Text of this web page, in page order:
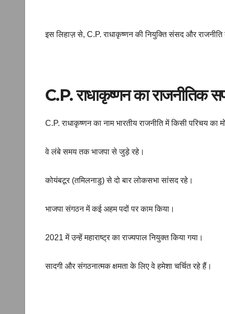
इस लिहाज़ से, C.P. राधाकृष्णन की नियुक्ति संसद और राजनीति
C.P. राधाकृष्णन का राजनीतिक
C.P. राधाकृष्णन का नाम भारतीय राजनीति में किसी परिचय का
वे लंबे समय तक भाजपा से जुड़े रहे।
कोयंबटूर (तमिलनाडु) से दो बार लोकसभा सांसद रहे।
भाजपा संगठन में कई अहम पदों पर काम किया।
2021 में उन्हें महाराष्ट्र का राज्यपाल नियुक्त किया गया।
सादगी और संगठनात्मक क्षमता के लिए वे हमेशा चर्चित रहे हैं।